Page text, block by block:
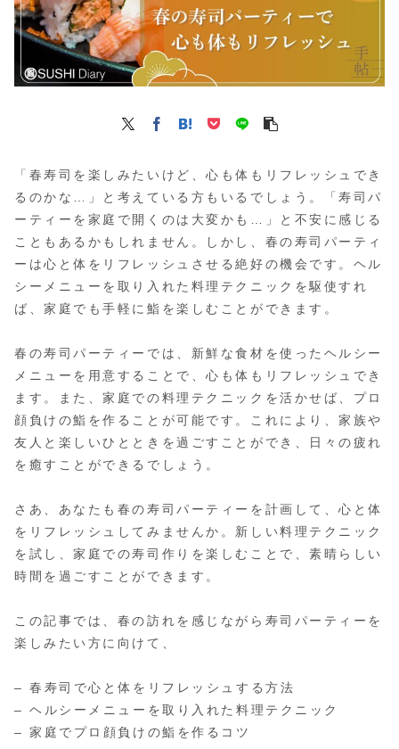
「春寿司を楽しみたいけど、心も体もリフレッシュでき
るのかな…」と考えている方もいるでしょう。「寿司パ
ーティーを家庭で開くのは大変かも…」と不安に感じる
こともあるかもしれません。しかし、春の寿司パーティ
ーは心と体をリフレッシュさせる絶好の機会です。ヘル
シーメニューを取り入れた料理テクニックを駆使すれ
ば、家庭でも手軽に鮨を楽しむことができます。
春の寿司パーティーでは、新鮮な食材を使ったヘルシー
メニューを用意することで、心も体もリフレッシュでき
ます。また、家庭での料理テクニックを活かせば、プロ
顔負けの鮨を作ることが可能です。これにより、家族や
友人と楽しいひとときを過ごすことができ、日々の疲れ
を癒すことができるでしょう。
さあ、あなたも春の寿司パーティーを計画して、心と体
をリフレッシュしてみませんか。新しい料理テクニック
を試し、家庭での寿司作りを楽しむことで、素晴らしい
時間を過ごすことができます。
この記事では、春の訪れを感じながら寿司パーティーを
楽しみたい方に向けて、
– 春寿司で心と体をリフレッシュする方法
– ヘルシーメニューを取り入れた料理テクニック
– 家庭でプロ顔負けの鮨を作るコツ